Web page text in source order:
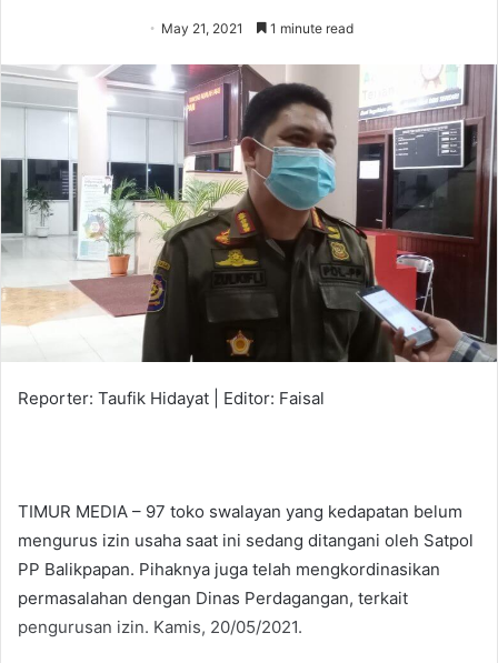
May 21, 2021 1 minute read
Reporter: Taufik Hidayat | Editor: Faisal
TIMUR MEDIA – 97 toko swalayan yang kedapatan belum
mengurus izin usaha saat ini sedang ditangani oleh Satpol
PP Balikpapan. Pihaknya juga telah mengkordinasikan
permasalahan dengan Dinas Perdagangan, terkait
pengurusan izin. Kamis, 20/05/2021.